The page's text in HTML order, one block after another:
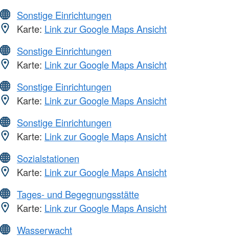
Sonstige Einrichtungen
Karte: Link zur Google Maps Ansicht
Sonstige Einrichtungen
Karte: Link zur Google Maps Ansicht
Sonstige Einrichtungen
Karte: Link zur Google Maps Ansicht
Sonstige Einrichtungen
Karte: Link zur Google Maps Ansicht
Sozialstationen
Karte: Link zur Google Maps Ansicht
Tages- und Begegnungsstätte
Karte: Link zur Google Maps Ansicht
Wasserwacht